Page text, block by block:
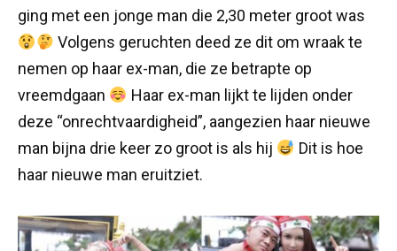
ging met een jonge man die 2,30 meter groot was
Volgens geruchten deed ze dit om wraak te
nemen op haar ex-man, die ze betrapte op
vreemdgaan
Haar ex-man lijkt te lijden onder
deze “onrechtvaardigheid”, aangezien haar nieuwe
man bijna drie keer zo groot is als hij
Dit is hoe
haar nieuwe man eruitziet.